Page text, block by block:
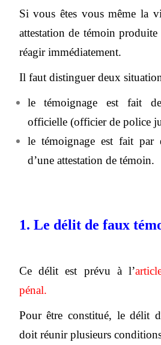
Si vous êtes vous même la
attestation de témoin
réagir immédiatement.
Il faut distinguer deux
le témoignage est fait
officielle (officier de police
le témoignage est fait par
d’une attestation de témoin.
1. Le délit de faux
Ce délit est prévu à l’
pénal.
Pour être constitué, le délit
doit réunir plusieurs